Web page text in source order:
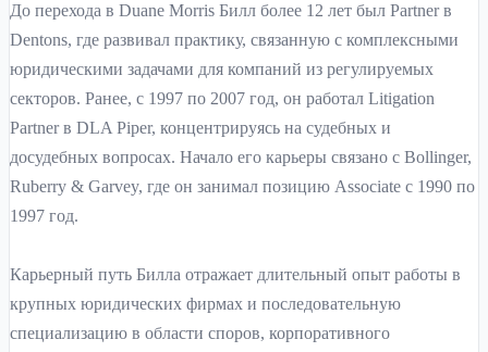
До перехода в Duane Morris Билл более 12 лет был Partner в
Dentons, где развивал практику, связанную с комплексными
юридическими задачами для компаний из регулируемых
секторов. Ранее, с 1997 по 2007 год, он работал Litigation
Partner в DLA Piper, концентрируясь на судебных и
досудебных вопросах. Начало его карьеры связано с Bollinger,
Ruberry & Garvey, где он занимал позицию Associate с 1990 по
1997 год.
Карьерный путь Билла отражает длительный опыт работы в
крупных юридических фирмах и последовательную
специализацию в области споров, корпоративного